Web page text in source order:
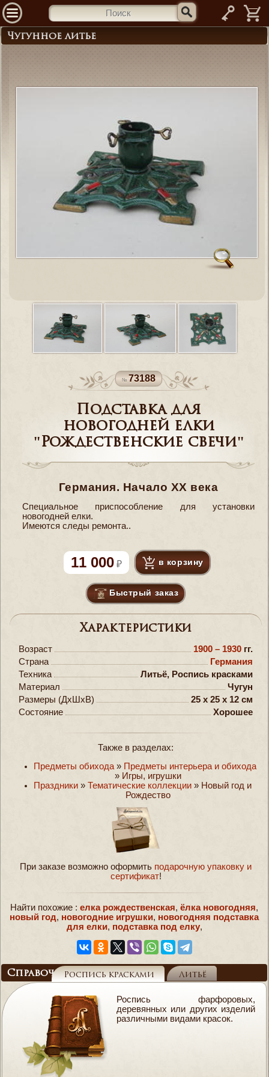
—
Чугунное литье
73188
Подставка для
новогодней елки
"Рождественские свечи"
Германия. Начало ХХ века
Специальное приспособление для установки
новогодней елки.
Имеются следы ремонта..
11 000 в корзину
Быстрый заказ
Характеристики
Возраст 1900 – 1930 гг.
Страна
Германия
Техника
Литьё, Роспись красками
Материал
Чугун
Размеры (ДxШxВ)
25 x 25 x 12 см
Состояние
Хорошее
Также в разделах:
Предметы обихода » Предметы интерьера и обихода
» Игры, игрушки
Праздники » Тематические коллекции » Новый год и
Рождество
При заказе возможно оформить подарочную упаковку и
сертификат!
Найти похожие : елка рождественская, ёлка новогодняя,
новый год, новогодние игрушки, новогодняя подставка
для елки, подставка под елку,
СправочникРоспись красками Литьё
Роспись фарфоровых,
деревянных или других изделий
различными видами красок.